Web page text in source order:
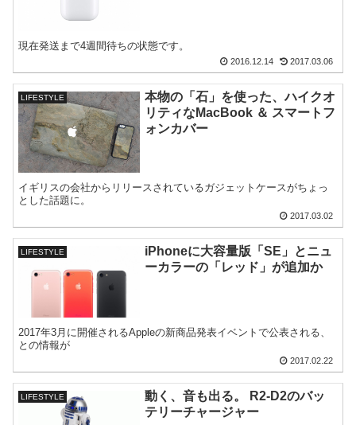
現在発送まで4週間待ちの状態です。
2016.12.14 2017.03.06
LIFESTYLE
本物の「石」を使った、ハイクオ
リティなMacBook ＆ スマートフ
ォンカバー
イギリスの会社からリリースされているガジェットケースがちょっ
とした話題に。
2017.03.02
LIFESTYLE
iPhoneに大容量版「SE」とニュ
ーカラーの「レッド」が追加か
2017年3月に開催されるAppleの新商品発表イベントで公表される、
との情報が
2017.02.22
LIFESTYLE
動く、音も出る。 R2-D2のバッ
テリーチャージャー